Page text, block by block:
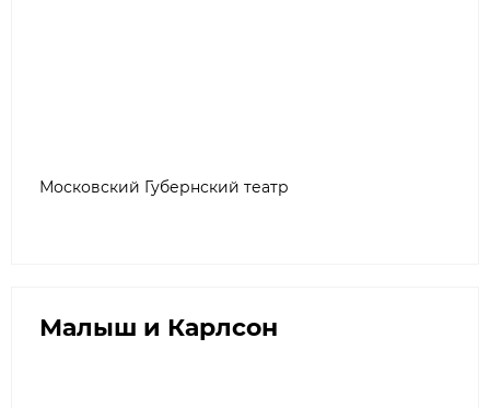
Московский Губернский театр
Малыш и Карлсон